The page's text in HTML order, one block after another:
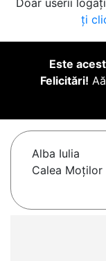
Doar userii
ți
Este
Felicitări!
Alba Iulia
Calea Moților